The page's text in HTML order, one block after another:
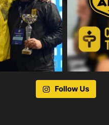
Follow Us